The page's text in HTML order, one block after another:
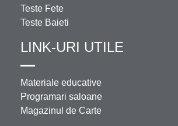
Teste Fete
Teste Baieti
LINK-URI UTILE
Materiale educative
Programari saloane
Magazinul de Carte